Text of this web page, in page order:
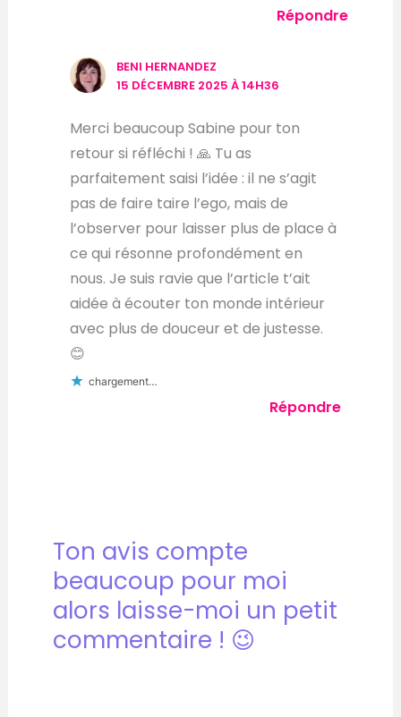
Répondre
BENI HERNANDEZ
15 DÉCEMBRE 2025 À 14H36
Merci beaucoup Sabine pour ton
retour si réfléchi ! 🙏 Tu as
parfaitement saisi l’idée : il ne s’agit
pas de faire taire l’ego, mais de
l’observer pour laisser plus de place à
ce qui résonne profondément en
nous. Je suis ravie que l’article t’ait
aidée à écouter ton monde intérieur
avec plus de douceur et de justesse.
😊
chargement…
Répondre
Ton avis compte
beaucoup pour moi
alors laisse-moi un petit
commentaire ! 😉